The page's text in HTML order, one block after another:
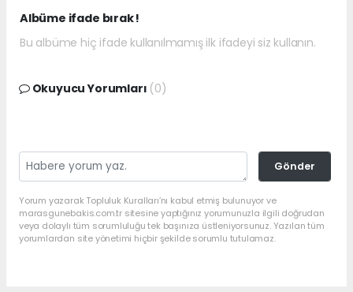
Albüme ifade bırak !
Bu albüme hiç ifade kullanılmamış ilk ifadeyi siz kullanın.
Okuyucu Yorumları (0)
Gönder
Yorum yazarak Topluluk Kuralları’nı kabul etmiş bulunuyor ve
marasgunebakis.com.tr sitesine yaptığınız yorumunuzla ilgili doğrudan
veya dolaylı tüm sorumluluğu tek başınıza üstleniyorsunuz. Yazılan tüm
yorumlardan site yönetimi hiçbir şekilde sorumlu tutulamaz.